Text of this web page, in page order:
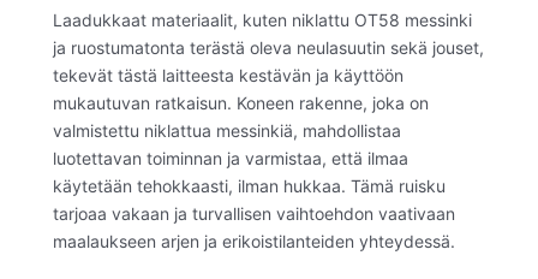
Laadukkaat materiaalit, kuten niklattu OT58 messinki
ja ruostumatonta terästä oleva neulasuutin sekä jouset,
tekevät tästä laitteesta kestävän ja käyttöön
mukautuvan ratkaisun. Koneen rakenne, joka on
valmistettu niklattua messinkiä, mahdollistaa
luotettavan toiminnan ja varmistaa, että ilmaa
käytetään tehokkaasti, ilman hukkaa. Tämä ruisku
tarjoaa vakaan ja turvallisen vaihtoehdon vaativaan
maalaukseen arjen ja erikoistilanteiden yhteydessä.